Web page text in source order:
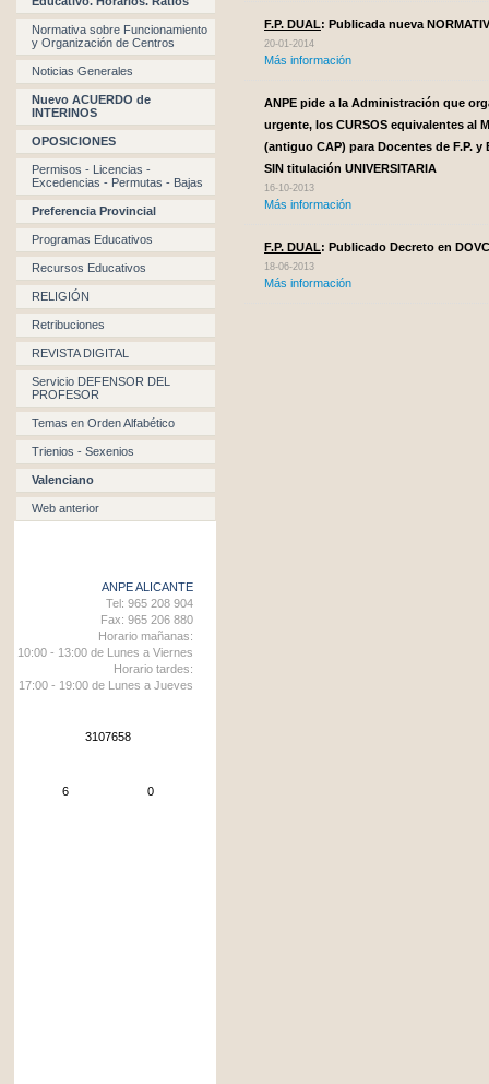
Normativa sobre Funcionamiento
y Organización de Centros
Noticias Generales
Nuevo ACUERDO de
INTERINOS
OPOSICIONES
Permisos - Licencias -
Excedencias - Permutas - Bajas
Preferencia Provincial
Programas Educativos
Recursos Educativos
RELIGIÓN
Retribuciones
REVISTA DIGITAL
Servicio DEFENSOR DEL
PROFESOR
Temas en Orden Alfabético
Trienios - Sexenios
Valenciano
Web anterior
ANPE ALICANTE
Tel: 965 208 904
Fax: 965 206 880
Horario mañanas:
10:00 - 13:00 de Lunes a Viernes
Horario tardes:
17:00 - 19:00 de Lunes a Jueves
3107658
6
0
F.P. DUAL: Publicada nueva
20-01-2014
Más información
ANPE pide a la Administración que
urgente, los CURSOS equivalentes al
(antiguo CAP) para Docentes de F.P.
SIN titulación UNIVERSITARIA
16-10-2013
Más información
F.P. DUAL: Publicado Decreto en DOVC
18-06-2013
Más información